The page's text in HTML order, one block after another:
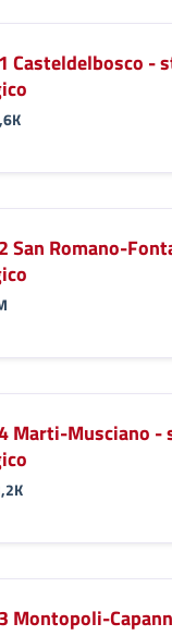
Casteldelbosco -
San Romano-
Marti-Musciano -
Montopoli-